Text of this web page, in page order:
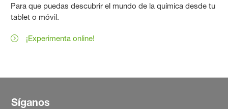
Para que puedas descubrir el mundo de la química desde tu
tablet o móvil.
¡Experimenta online!
Síganos